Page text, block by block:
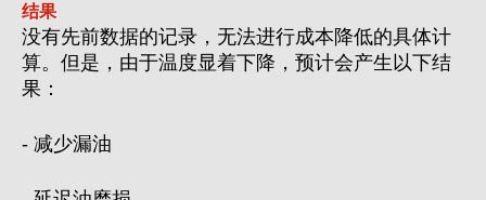
结果
没有先前数据的记录，无法进行成本降低的具体计
算。但是，由于温度显着下降，预计会产生以下结
果：
- 减少漏油